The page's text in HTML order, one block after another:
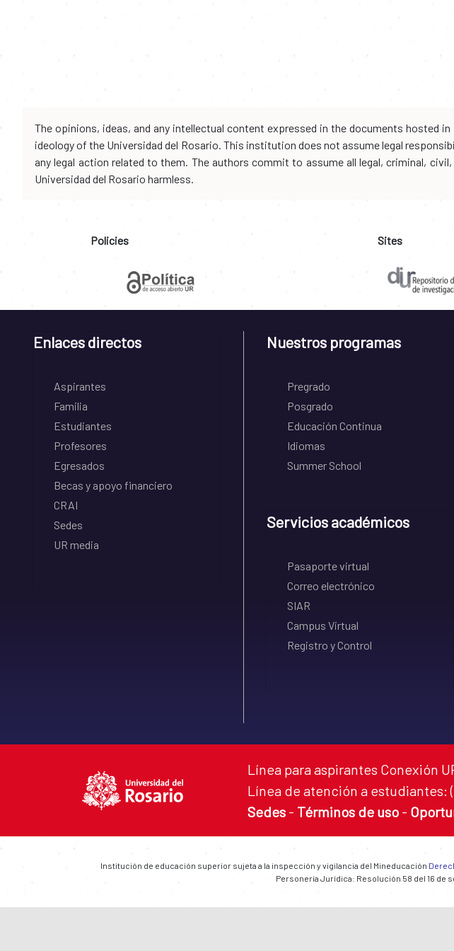
The opinions, ideas, and any intellectual content expressed in the documents hosted
ideology of the Universidad del Rosario. This institution does not assume legal
any legal action related to them. The authors commit to assume all legal, criminal,
Universidad del Rosario harmless.
Policies Sites
Enlaces directos
Aspirantes
Familia
Estudiantes
Profesores
Egresados
Becas y apoyo financiero
CRAI
Sedes
UR media
Nuestros programas
Pregrado
Posgrado
Educación Continua
Idiomas
Summer School
Servicios académicos
Pasaporte virtual
Correo electrónico
SIAR
Campus Virtual
Registro y Control
Línea para aspirantes Conexión
Línea de atención a estudiantes:
Sedes - Términos de uso -
Institución de educación superior sujeta a la inspección y vigilancia del Mineducación
Personería Jurídica: Resolución 58 del 16 de